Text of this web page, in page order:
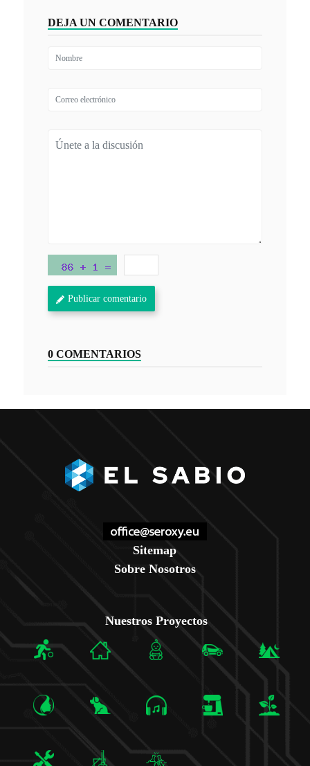
DEJA UN COMENTARIO
Publicar comentario
0 COMENTARIOS
Sitemap
Sobre Nosotros
Nuestros Proyectos